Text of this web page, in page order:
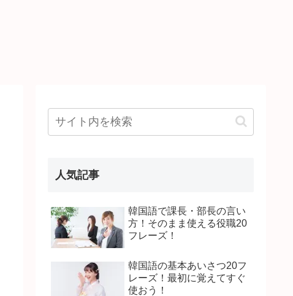
人気記事
韓国語で課長・部長の言い
方！そのまま使える役職20
フレーズ！
韓国語の基本あいさつ20フ
レーズ！最初に覚えてすぐ
使おう！